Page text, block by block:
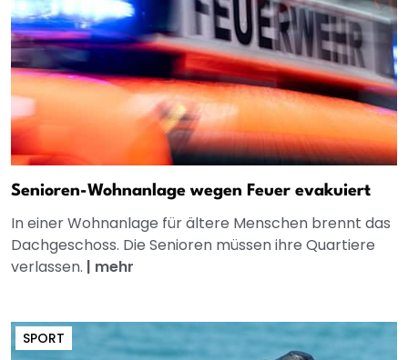
Senioren-Wohnanlage wegen Feuer evakuiert
In einer Wohnanlage für ältere Menschen brennt das
Dachgeschoss. Die Senioren müssen ihre Quartiere
verlassen. | mehr
SPORT